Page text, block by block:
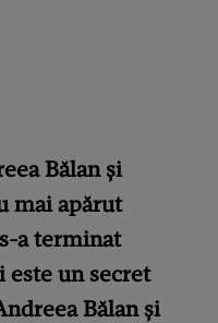
Bălan și
mai apărut
a terminat
este un secret
Bălan și